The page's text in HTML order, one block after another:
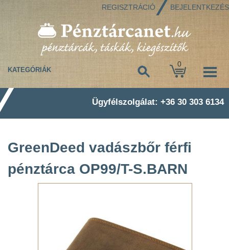
REGISZTRÁCIÓ BEJELENTKEZÉS
0
KATEGÓRIÁK
Ügyfélszolgálat: +36 30 303 6134
GreenDeed vadászbőr férfi
pénztárca OP99/T-S.BARN